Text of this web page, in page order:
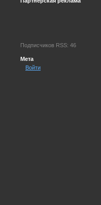
Подписчиков RSS: 46
Мета
Войти